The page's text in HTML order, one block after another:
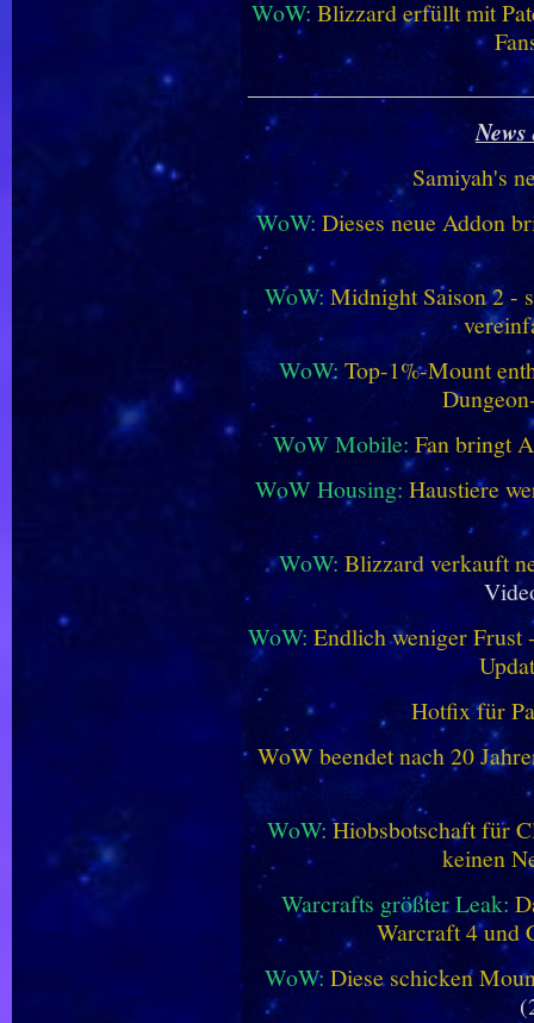
WoW: Blizzard erfüllt mit
Samiyah's
WoW: Dieses neue Addon
WoW:Midnight Saison 2 -
WoW: Top-1%-Mount
WoW Mobile: Fan bringt
WoW Housing: Haustiere
WoW: Blizzard verkauft
WoW: Endlich weniger
Hotfix für
WoW beendet nach 20
WoW: Hiobsbotschaft für
keinen
Warcrafts größter Leak:
Warcraft 4 und
WoW: Diese schicken